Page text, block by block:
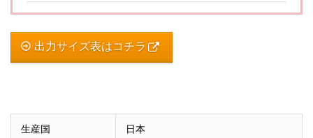
出力サイズ表はコチラ
生産国 日本